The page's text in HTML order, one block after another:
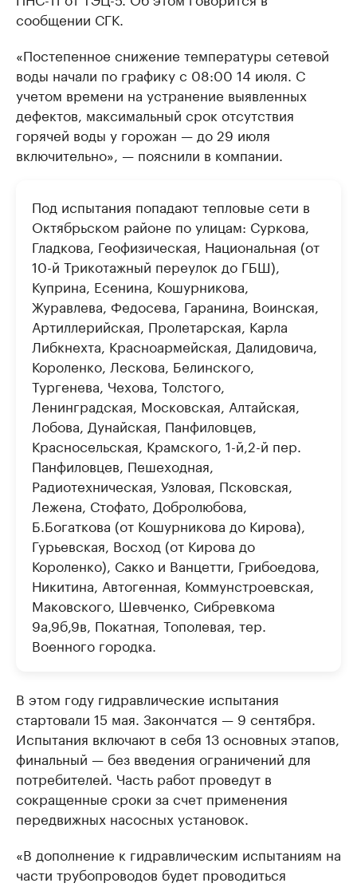
сообщении СГК.
«Постепенное снижение температуры сетевой
воды начали по графику с 08:00 14 июля. С
учетом времени на устранение выявленных
дефектов, максимальный срок отсутствия
горячей воды у горожан — до 29 июля
включительно», — пояснили в компании.
Под испытания попадают тепловые сети в
Октябрьском районе по улицам: Суркова,
Гладкова, Геофизическая, Национальная (от
10-й Трикотажный переулок до ГБШ),
Куприна, Есенина, Кошурникова,
Журавлева, Федосева, Гаранина, Воинская,
Артиллерийская, Пролетарская, Карла
Либкнехта, Красноармейская, Далидовича,
Короленко, Лескова, Белинского,
Тургенева, Чехова, Толстого,
Ленинградская, Московская, Алтайская,
Лобова, Дунайская, Панфиловцев,
Красносельская, Крамского, 1-й,2-й пер.
Панфиловцев, Пешеходная,
Радиотехническая, Узловая, Псковская,
Лежена, Стофато, Добролюбова,
Б.Богаткова (от Кошурникова до Кирова),
Гурьевская, Восход (от Кирова до
Короленко), Сакко и Ванцетти, Грибоедова,
Никитина, Автогенная, Коммунстроевская,
Маковского, Шевченко, Сибревкома
9а,9б,9в, Покатная, Тополевая, тер.
Военного городка.
В этом году гидравлические испытания
стартовали 15 мая. Закончатся — 9 сентября.
Испытания включают в себя 13 основных этапов,
финальный — без введения ограничений для
потребителей. Часть работ проведут в
сокращенные сроки за счет применения
передвижных насосных установок.
«В дополнение к гидравлическим испытаниям на
части трубопроводов будет проводиться